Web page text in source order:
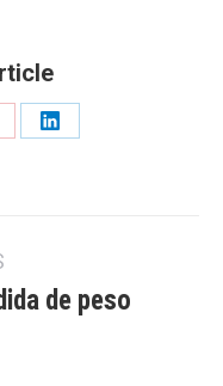
Share
de peso